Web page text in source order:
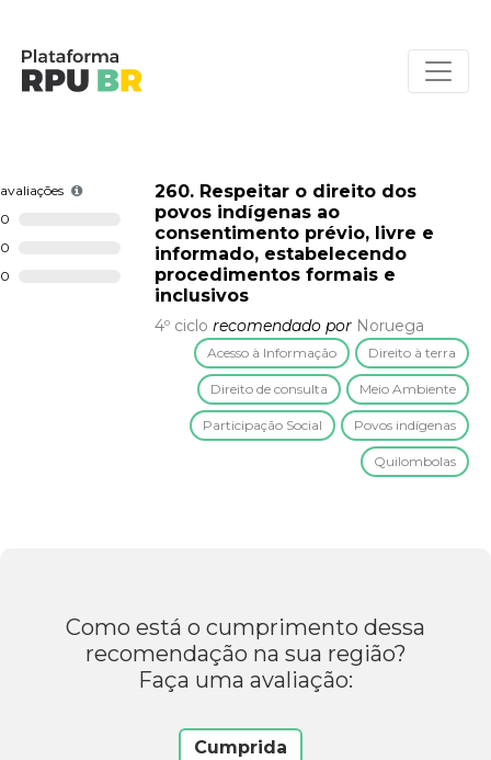
avaliações
0
0
0
260. Respeitar o direito dos
povos indígenas ao
consentimento prévio, livre e
informado, estabelecendo
procedimentos formais e
inclusivos
4º ciclo recomendado por Noruega
Acesso à Informação Direito à terra
Direito de consulta Meio Ambiente
Participação Social Povos indígenas
Quilombolas
Como está o cumprimento dessa
recomendação na sua região?
Faça uma avaliação:
Cumprida